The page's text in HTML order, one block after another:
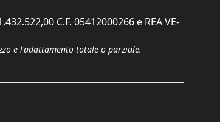
C.F. 05412000266 e REA VE-
e l'adattamento totale o parziale.